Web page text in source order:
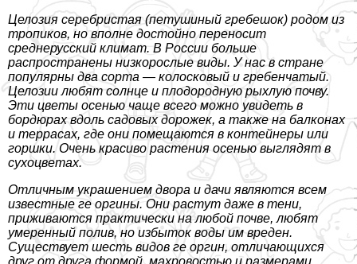
Целозия серебристая (петушиный гребешок) родом из
тропиков, но вполне достойно переносит
среднерусский климат. В России больше
распространены низкорослые виды. У нас в стране
популярны два сорта — колосковый и гребенчатый.
Целозии любят солнце и плодородную рыхлую почву.
Эти цветы осенью чаще всего можно увидеть в
бордюрах вдоль садовых дорожек, а также на балконах
и террасах, где они помещаются в контейнеры или
горшки. Очень красиво растения осенью выглядят в
сухоцветах.
Отличным украшением двора и дачи являются всем
известные ге opгины. Они растут даже в тени,
приживаются пpaктически на любой почве, любят
умеренный полив, но избыток воды им вреден.
Существует шесть видов ге opгин, отличающихся
друг от друга формой, махровостью и размерами